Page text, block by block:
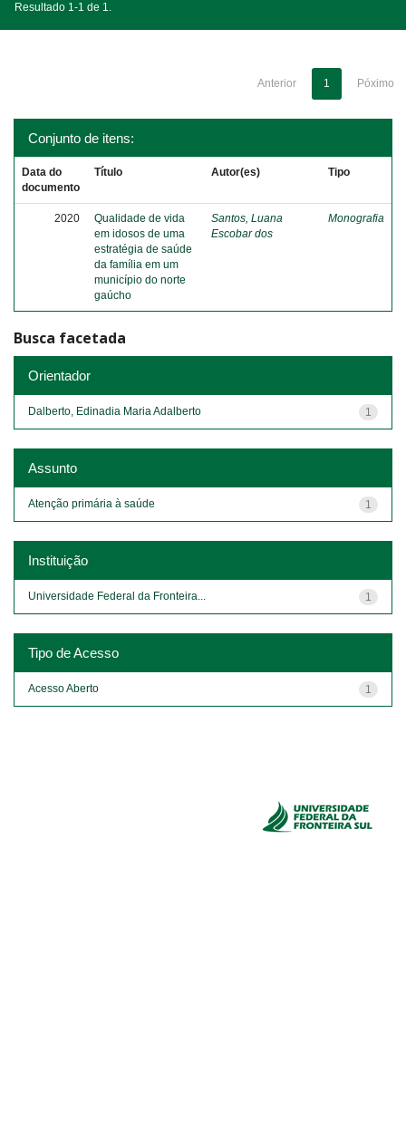
Resultado 1-1 de 1.
Anterior 1 Póximo
Conjunto de itens:
Data do
documento
Título Autor(es) Tipo
2020
Qualidade de vida
em idosos de uma
estratégia de saúde
da família em um
município do norte
gaúcho
Santos, Luana
Escobar dos
Monografia
Busca facetada
Orientador
1
Dalberto, Edinadia Maria Adalberto
Assunto
1
Atenção primária à saúde
Instituição
1
Universidade Federal da Fronteira...
Tipo de Acesso
1
Acesso Aberto